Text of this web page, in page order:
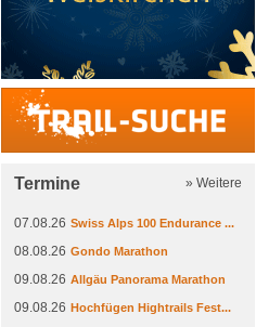
Termine » Weitere
07.08.26 Swiss Alps 100 Endurance ...
08.08.26 Gondo Marathon
09.08.26 Allgäu Panorama Marathon
09.08.26 Hochfügen Hightrails Fest...